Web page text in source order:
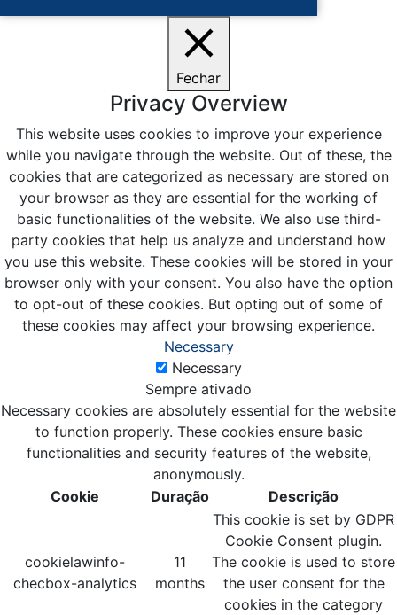
Fechar
Privacy Overview
This website uses cookies to improve your experience
while you navigate through the website. Out of these, the
cookies that are categorized as necessary are stored on
your browser as they are essential for the working of
basic functionalities of the website. We also use third-
party cookies that help us analyze and understand how
you use this website. These cookies will be stored in your
browser only with your consent. You also have the option
to opt-out of these cookies. But opting out of some of
these cookies may affect your browsing experience.
Necessary
Necessary
Sempre ativado
Necessary cookies are absolutely essential for the website
to function properly. These cookies ensure basic
functionalities and security features of the website,
anonymously.
Cookie
Duração Descrição
cookielawinfo-
checbox-analytics
11
months
This cookie is set by GDPR
Cookie Consent plugin.
The cookie is used to store
the user consent for the
cookies in the category